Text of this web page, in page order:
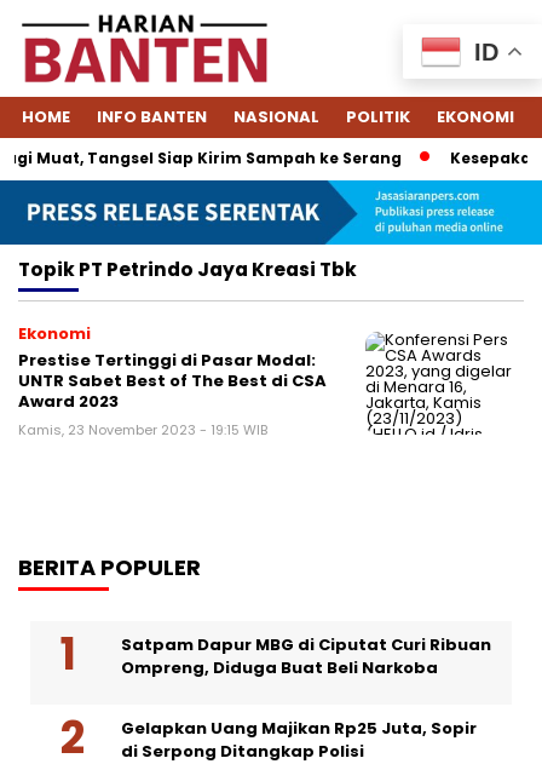
HOME INFO BANTEN NASIONAL POLITIK EKONOMI
Muat, Tangsel Siap Kirim Sampah ke Serang
TopikPT Petrindo Jaya Kreasi Tbk
Ekonomi
Prestise Tertinggi di Pasar Modal:
UNTR Sabet Best of The Best di CSA
Award 2023
Kamis, 23 November 2023 - 19:15 WIB
BERITA POPULER
Satpam Dapur MBG di Ciputat Curi Ribuan
Ompreng, Diduga Buat Beli Narkoba
Gelapkan Uang Majikan Rp25 Juta, Sopir
di Serpong Ditangkap Polisi
ID